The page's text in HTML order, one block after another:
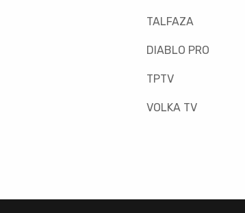
TALFAZA
DIABLO PRO
TPTV
VOLKA TV